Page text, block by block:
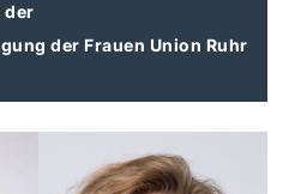
der
der Frauen Union Ruhr